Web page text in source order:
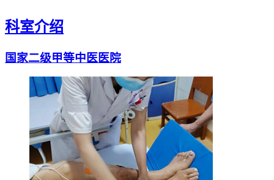
科室介绍
国家二级甲等中医医院